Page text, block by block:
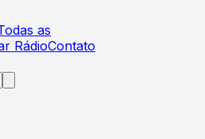
as
RádioContato